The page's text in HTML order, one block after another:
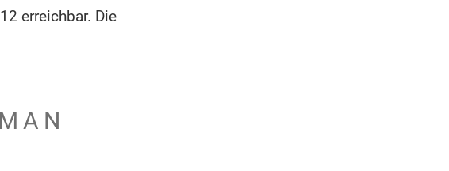
erreichbar. Die